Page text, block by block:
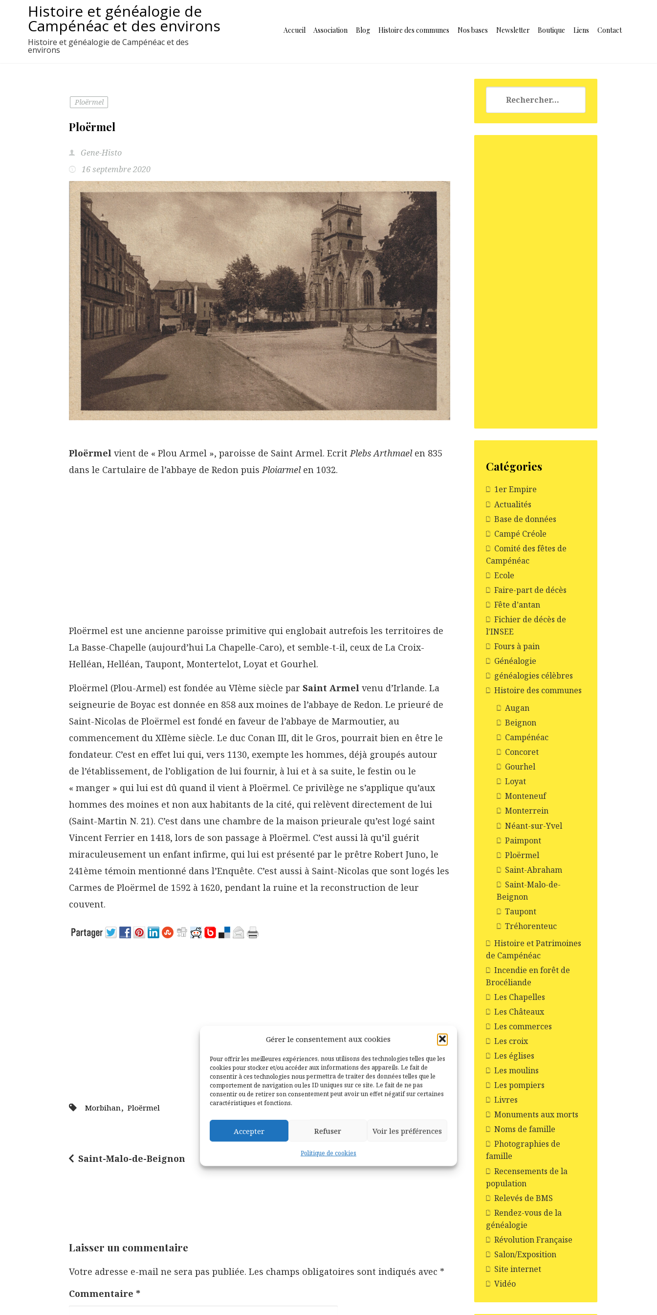
Gérer le consentement aux cookies
Pour offrir les meilleures expériences, nous utilisons des technologies telles que les
cookies pour stocker et/ou accéder aux informations des appareils. Le fait de
consentir à ces technologies nous permettra de traiter des données telles que le
comportement de navigation ou les ID uniques sur ce site. Le fait de ne pas
consentir ou de retirer son consentement peut avoir un effet négatif sur certaines
caractéristiques et fonctions.
Accepter Refuser Voir les préférences
Politique de cookies
contenu
Histoire et généalogie de
Campénéac et des environs
Histoire et généalogie de Campénéac et des
environs
Accueil Association Blog Histoire des communes Nos bases Newsletter Boutique Liens Contact
Ploërmel
Ploërmel
Gene-Histo
16 septembre 2020
Ploërmelvient de « Plou Armel », paroisse de Saint Armel. EcritPlebs Arthmaelen 835
dans le Cartulaire de l’abbaye de Redon puisPloiarmelen 1032.
Ploërmel est une ancienne paroisse primitive qui englobait autrefois les territoires de
La Basse-Chapelle (aujourd’hui La Chapelle-Caro), et semble-t-il, ceux de La Croix-
Helléan, Helléan, Taupont, Montertelot, Loyat et Gourhel.
Ploërmel (Plou-Armel) est fondée au VIème siècle par Saint Armel venu d’Irlande. La
seigneurie de Boyac est donnée en 858 aux moines de l’abbaye de Redon. Le prieuré de
Saint-Nicolas de Ploërmel est fondé en faveur de l’abbaye de Marmoutier, au
commencement du XIIème siècle. Le duc Conan III, dit le Gros, pourrait bien en être le
fondateur. C’est en effet lui qui, vers 1130, exempte les hommes, déjà groupés autour
de l’établissement, de l’obligation de lui fournir, à lui et à sa suite, le festin ou le
« manger » qui lui est dû quand il vient à Ploërmel. Ce privilège ne s’applique qu’aux
hommes des moines et non aux habitants de la cité, qui relèvent directement de lui
(Saint-Martin N. 21). C’est dans une chambre de la maison prieurale qu’est logé saint
Vincent Ferrier en 1418, lors de son passage à Ploërmel. C’est aussi là qu’il guérit
miraculeusement un enfant infirme, qui lui est présenté par le prêtre Robert Juno, le
241ème témoin mentionné dans l’Enquête. C’est aussi à Saint-Nicolas que sont logés les
Carmes de Ploërmel de 1592 à 1620, pendant la ruine et la reconstruction de leur
couvent.
Morbihan, Ploërmel
N
a
i
o
Saint-Malo-de-Beignon
Laisser un commentaire
Votre adresse e-mail ne sera pas publiée. Les champs obligatoires sont indiqués avec *
Commentaire *
Catégories
1er Empire
Actualités
Base de données
Campé Créole
Comité des fêtes de
Campénéac
Ecole
Faire-part de décès
Fête d’antan
Fichier de décès de
l'INSEE
Fours à pain
Généalogie
généalogies célèbres
Histoire des communes
Augan
Beignon
Campénéac
Concoret
Gourhel
Loyat
Monteneuf
Monterrein
Néant-sur-Yvel
Paimpont
Ploërmel
Saint-Abraham
Saint-Malo-de-
Beignon
Taupont
Tréhorenteuc
Histoire et Patrimoines
de Campénéac
Incendie en forêt de
Brocéliande
Les Chapelles
Les Châteaux
Les commerces
Les croix
Les églises
Les moulins
Les pompiers
Livres
Monuments aux morts
Noms de famille
Photographies de
famille
Recensements de la
population
Relevés de BMS
Rendez-vous de la
généalogie
Révolution Française
Salon/Exposition
Site internet
Vidéo